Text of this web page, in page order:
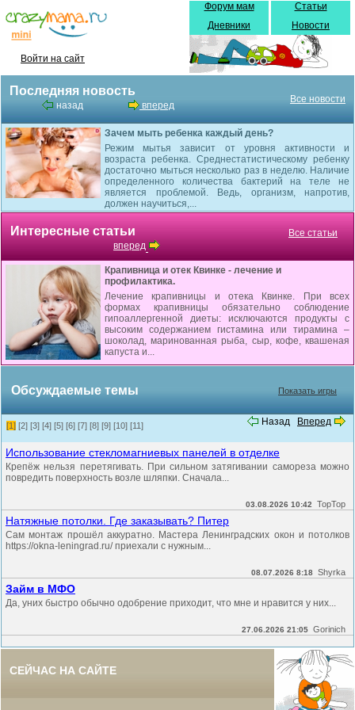
Войти на сайт
Форум мам
Дневники
Статьи
Новости
Последняя новость
назад вперед
Все новости
Зачем мыть ребенка каждый день?
Режим мытья зависит от уровня активности и
возраста ребенка. Среднестатистическому ребенку
достаточно мыться несколько раз в неделю. Наличие
определенного количества бактерий на теле не
является проблемой. Ведь, организм, напротив,
должен научиться,...
Интересные статьи
вперед
Все статьи
Крапивница и отек Квинке - лечение и
профилактика.
Лечение крапивницы и отека Квинке. При всех
формах крапивницы обязательно соблюдение
гипоаллергенной диеты: исключаются продукты с
высоким содержанием гистамина или тирамина –
шоколад, маринованная рыба, сыр, кофе, кваше­ная
капуста и...
Обсуждаемые темы Показать игры
Назад Вперед
[1] [2] [3] [4] [5] [6] [7] [8] [9] [10] [11]
Использование стекломагниевых панелей в отделке
Крепёж нельзя перетягивать. При сильном затягивании самореза можно
повредить поверхность возле шляпки. Сначала...
03.08.2026 10:42 TopTop
Натяжные потолки. Где заказывать? Питер
Сам монтаж прошёл аккуратно. Мастера Ленинградских окон и потолков
https://okna-leningrad.ru/ приехали с нужным...
08.07.2026 8:18 Shyrka
Займ в МФО
Да, уних быстро обычно одобрение приходит, что мне и нравится у них...
27.06.2026 21:05 Gorinich
СЕЙЧАС НА САЙТЕ